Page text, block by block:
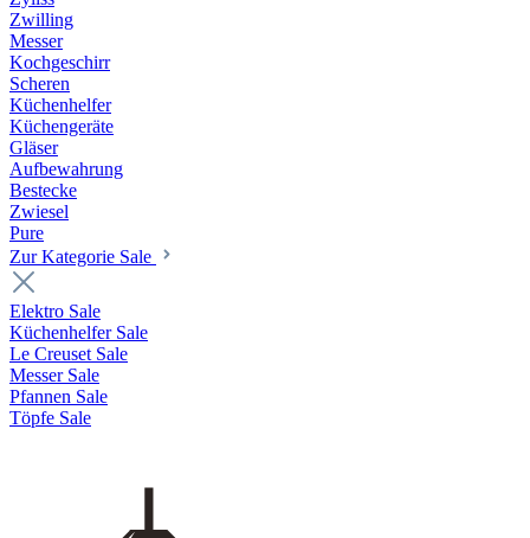
Zwilling
Messer
Kochgeschirr
Scheren
Küchenhelfer
Küchengeräte
Gläser
Aufbewahrung
Bestecke
Zwiesel
Pure
Zur Kategorie Sale
Elektro Sale
Küchenhelfer Sale
Le Creuset Sale
Messer Sale
Pfannen Sale
Töpfe Sale